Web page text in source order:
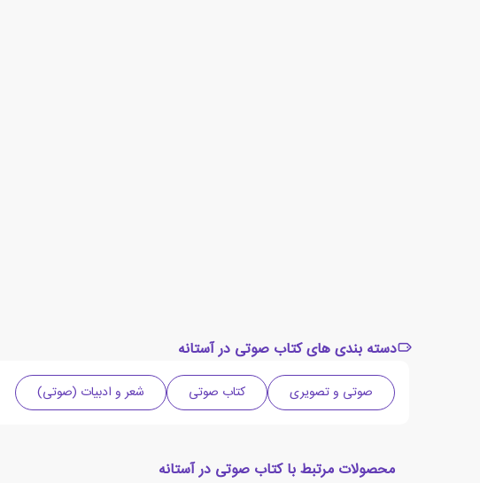
دسته بندی های کتاب صوتی در آستانه
صوتی و تصویری کتاب صوتی شعر و ادبیات (صوتی)
محصولات مرتبط با کتاب صوتی در آستانه